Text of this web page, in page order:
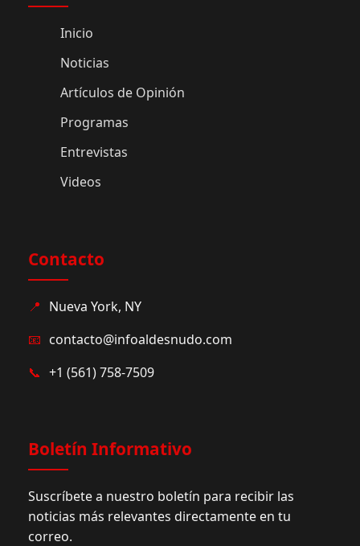
Inicio
Noticias
Artículos de Opinión
Programas
Entrevistas
Videos
Contacto
📍 Nueva York, NY
📧 contacto@infoaldesnudo.com
📞 +1 (561) 758-7509
Boletín Informativo
Suscríbete a nuestro boletín para recibir las
noticias más relevantes directamente en tu
correo.